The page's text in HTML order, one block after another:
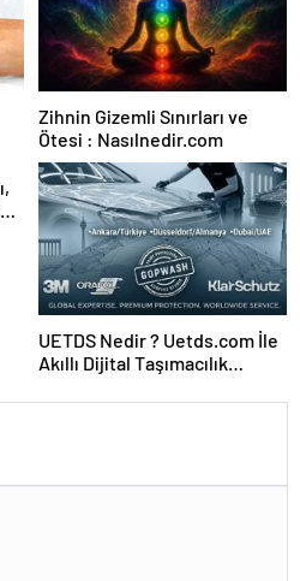
Zihnin Gizemli Sınırları ve
Ötesi : Nasılnedir.com
UETDS Nedir ? Uetds.com İle
Akıllı Dijital Taşımacılık